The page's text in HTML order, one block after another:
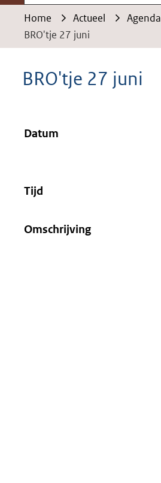
Home Actueel
Agenda
BRO'tje 27 juni
BRO'tje 27 juni
Datum
Tijd
Omschrijving